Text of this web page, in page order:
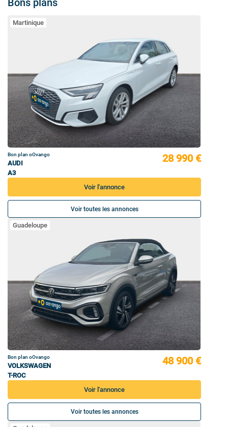
Bons plans
Martinique
Bon plan oOvango
AUDI
A3
28 990 €
Voir l'annonce
Voir toutes les annonces
Guadeloupe
Bon plan oOvango
VOLKSWAGEN
T-ROC
48 900 €
Voir l'annonce
Voir toutes les annonces